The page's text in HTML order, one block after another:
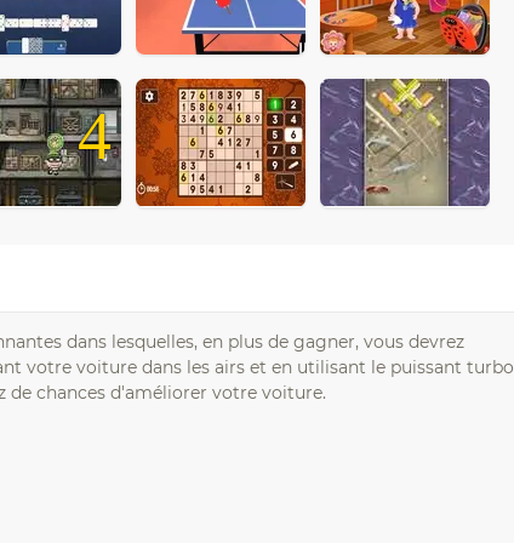
4
dans lesquelles, en plus de gagner, vous devrez
votre voiture dans les airs et en utilisant le puissant turbo
de chances d'améliorer votre voiture.